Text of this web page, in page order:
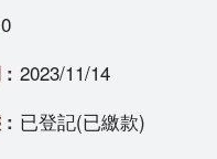
0
2023/11/14
已登記(已繳款)